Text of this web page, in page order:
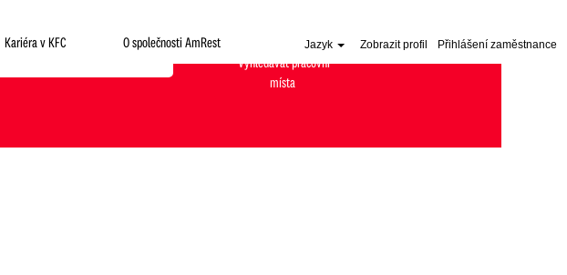
Kariéra v KFC O společnosti AmRest Jazyk Zobrazit profil Přihlášení zaměstnance